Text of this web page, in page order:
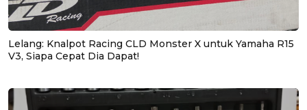
Lelang: Knalpot Racing CLD Monster X untuk Yamaha R15
V3, Siapa Cepat Dia Dapat!